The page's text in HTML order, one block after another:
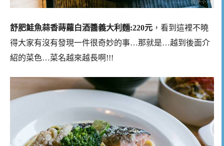
舒肥鮭魚蒜香蒔蘿白酒醬義大利麵:220元 ，看到這裡不曉
得大家有沒有發現一件很奇妙的事…那就是…越到後面介
紹的菜色…菜名越來越長啊!!!